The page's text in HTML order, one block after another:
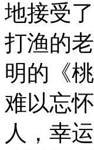
地接受
打渔的
明的《
难以忘
人，幸